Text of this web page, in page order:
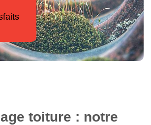
toiture : notre